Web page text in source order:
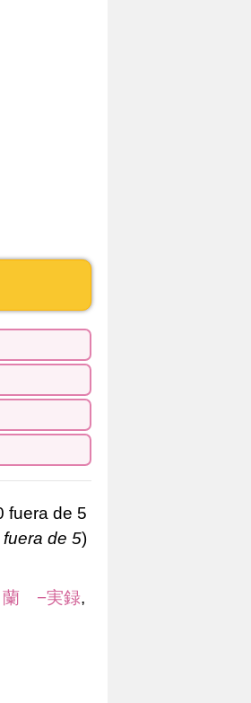
fuera de 5)
蘭 −実録,